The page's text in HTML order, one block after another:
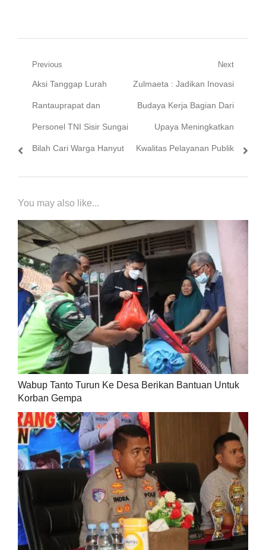
Navigasi
pos
Previous
Previous
post:
Aksi Tanggap Lurah
Rantauprapat dan
Personel TNI Sisir Sungai
Bilah Cari Warga Hanyut
Next
Next
post:
Zulmaeta : Jadikan Inovasi
Budaya Kerja Bagian Dari
Upaya Meningkatkan
Kwalitas Pelayanan Publik
You may also like...
Wabup Tanto Turun Ke Desa Berikan Bantuan Untuk
Korban Gempa